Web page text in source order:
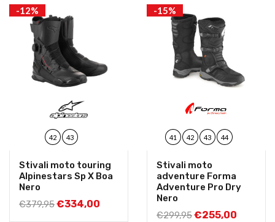
-12%
42 43
Stivali moto touring
Alpinestars Sp X Boa
Nero
€379,95€334,00
-15%
41 42 43 44
Stivali moto
adventure Forma
Adventure Pro Dry
Nero
€299,95€255,00